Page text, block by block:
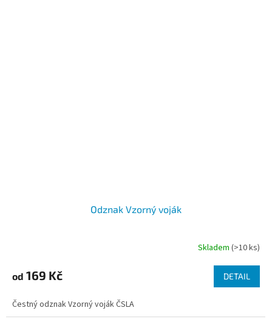
Odznak Vzorný voják
Skladem (>10 ks)
od 169 Kč DETAIL
Čestný odznak Vzorný voják ČSLA